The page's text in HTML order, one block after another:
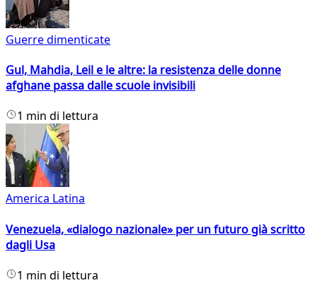
Guerre dimenticate
Gul, Mahdia, Leil e le altre: la resistenza delle donne
afghane passa dalle scuole invisibili
1 min di lettura
America Latina
Venezuela, «dialogo nazionale» per un futuro già scritto
dagli Usa
1 min di lettura